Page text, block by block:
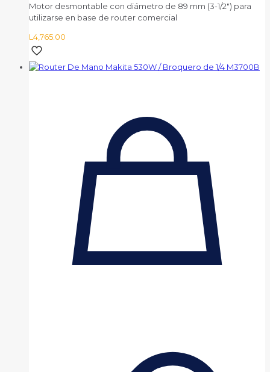
Motor desmontable con diámetro de 89 mm (3-1/2″) para
utilizarse en base de router comercial
L 4,765.00